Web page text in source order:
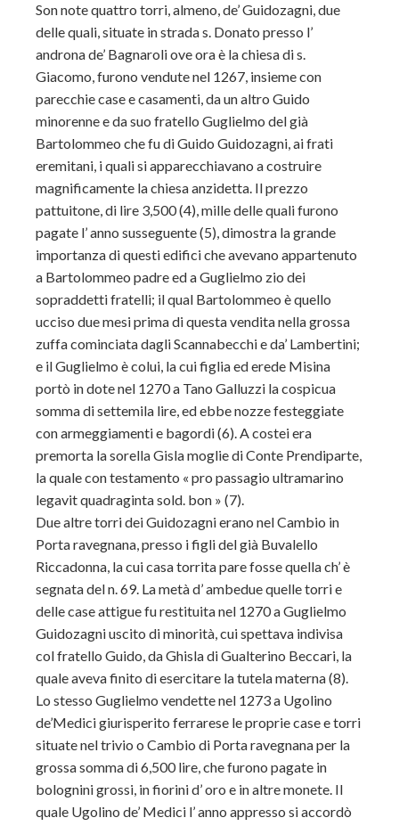
Son note quattro torri, almeno, de’ Guidozagni, due
delle quali, situate in strada s. Donato presso l’
androna de’ Bagnaroli ove ora è la chiesa di s.
Giacomo, furono vendute nel 1267, insieme con
parecchie case e casamenti, da un altro Guido
minorenne e da suo fratello Guglielmo del già
Bartolommeo che fu di Guido Guidozagni, ai frati
eremitani, i quali si apparecchiavano a costruire
magnificamente la chiesa anzidetta. Il prezzo
pattuitone, di lire 3,500 (4), mille delle quali furono
pagate l’ anno susseguente (5), dimostra la grande
importanza di questi edifici che avevano appartenuto
a Bartolommeo padre ed a Guglielmo zio dei
sopraddetti fratelli; il qual Bartolommeo è quello
ucciso due mesi prima di questa vendita nella grossa
zuffa cominciata dagli Scannabecchi e da’ Lambertini;
e il Guglielmo è colui, la cui figlia ed erede Misina
portò in dote nel 1270 a Tano Galluzzi la cospicua
somma di settemila lire, ed ebbe nozze festeggiate
con armeggiamenti e bagordi (6). A costei era
premorta la sorella Gisla moglie di Conte Prendiparte,
la quale con testamento « pro passagio ultramarino
legavit quadraginta sold. bon » (7).
Due altre torri dei Guidozagni erano nel Cambio in
Porta ravegnana, presso i figli del già Buvalello
Riccadonna, la cui casa torrita pare fosse quella ch’ è
segnata del n. 69. La metà d’ ambedue quelle torri e
delle case attigue fu restituita nel 1270 a Guglielmo
Guidozagni uscito di minorità, cui spettava indivisa
col fratello Guido, da Ghisla di Gualterino Beccari, la
quale aveva finito di esercitare la tutela materna (8).
Lo stesso Guglielmo vendette nel 1273 a Ugolino
de’Medici giurisperito ferrarese le proprie case e torri
situate nel trivio o Cambio di Porta ravegnana per la
grossa somma di 6,500 lire, che furono pagate in
bolognini grossi, in fiorini d’ oro e in altre monete. Il
quale Ugolino de’ Medici l’ anno appresso si accordò